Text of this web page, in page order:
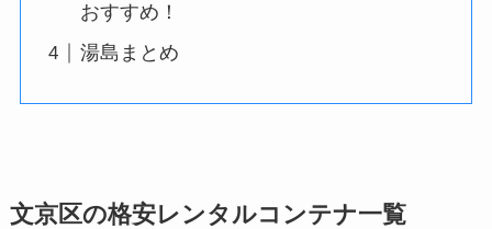
おすすめ！
湯島まとめ
文京区の格安レンタルコンテナ一覧